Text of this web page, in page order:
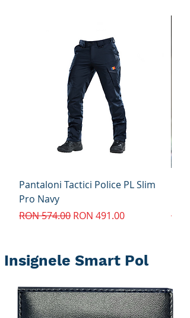
Pantaloni Tactici Police PL Slim
Pro Navy
Regular Price
RON 574.00 Sale Price
RON 491.00
Insignele Smart Pol